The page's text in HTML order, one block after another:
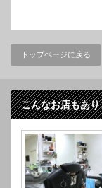
トップページに戻る
こんなお店もあ